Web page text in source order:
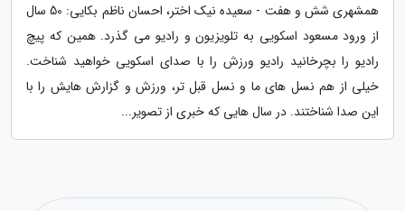
همشهری شش و هفت - سعیده نیک اختر، احسان ناظم بکایی: 50 سال
از ورود مسعود اسکویی به تلویزیون و رادیو می گذرد. همین که پیچ
رادیو را بچرخانید رادیو ورزش را با صدای اسکویی خواهید شناخت.
خیلی از هم نسل های ما و نسل قبل تر، ورزش و گزارش هایش را با
این صدا شناختند. در سال هایی که خبری از تصویر...